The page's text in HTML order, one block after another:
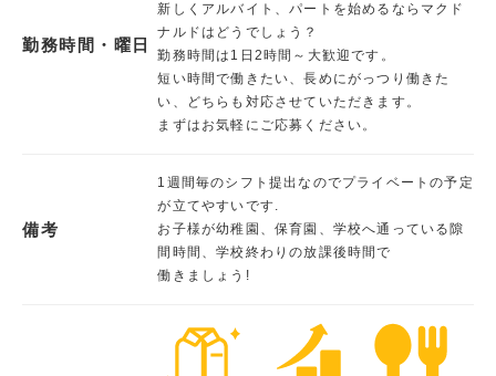
勤務時間・曜日
新しくアルバイト、パートを始めるならマクド
ナルドはどうでしょう？
勤務時間は1日2時間～大歓迎です。
短い時間で働きたい、長めにがっつり働きた
い、どちらも対応させていただきます。
まずはお気軽にご応募ください。
備考
1週間毎のシフト提出なのでプライベートの予定
が立てやすいです.
お子様が幼稚園、保育園、学校へ通っている隙
間時間、学校終わりの放課後時間で
働きましょう!